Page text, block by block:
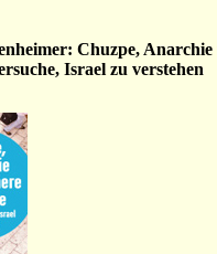
Chuzpe, Anarchie
Israel zu verstehen